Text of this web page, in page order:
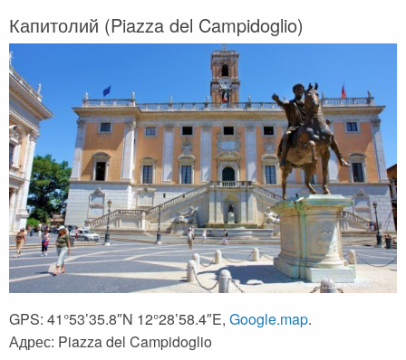
Капитолий (Piazza del Campidoglio)
GPS: 41°53’35.8″N 12°28’58.4″E, Google.map.
Адрес: Piazza del Campidoglio